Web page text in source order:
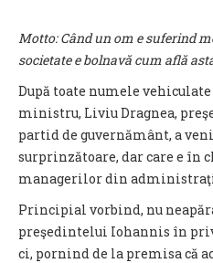
Motto: Când un om e suferind
societate e bolnavă cum află
După toate numele
ministru, Liviu Dragnea,
partid de guvernământ, a
surprinzătoare, dar care e în
managerilor din
Principial vorbind, nu
preşedintelui Iohannis în
ci, pornind de la premisa că